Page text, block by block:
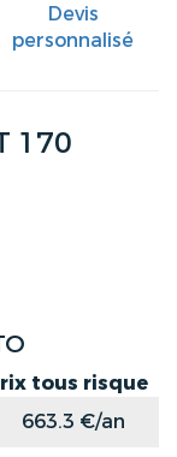
Devis
personnalisé
170
tous risque
663.3 €/an